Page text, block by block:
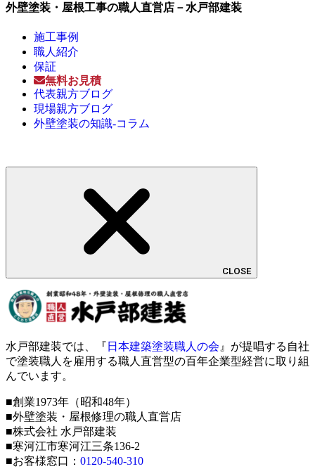
外壁塗装・屋根工事の職人直営店－水戸部建装
施工事例
職人紹介
保証
無料お見積
代表親方ブログ
現場親方ブログ
外壁塗装の知識-コラム
CLOSE
水戸部建装では、『 日本建築塗装職人の会 』が提唱する自社
で塗装職人を雇用する職人直営型の百年企業型経営に取り組
んでいます。
■創業1973年（昭和48年）
■外壁塗装・屋根修理の職人直営店
■株式会社 水戸部建装
■寒河江市寒河江三条136-2
■お客様窓口： 0120-540-310